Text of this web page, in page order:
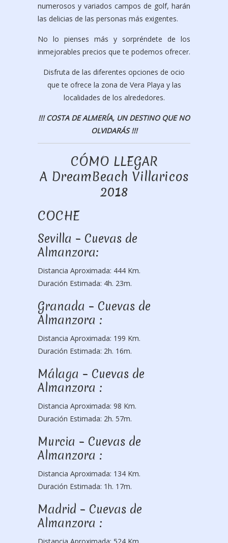
numerosos y variados campos de golf, harán
las delicias de las personas más exigentes.
No lo pienses más y sorpréndete de los
inmejorables precios que te podemos ofrecer.
Disfruta de las diferentes opciones de ocio
que te ofrece la zona de Vera Playa y las
localidades de los alrededores.
!!! COSTA DE ALMERÍA, UN DESTINO QUE NO
OLVIDARÁS !!!
CÓMO LLEGAR
A DreamBeach Villaricos
2018
COCHE
Sevilla – Cuevas de
Almanzora:
Distancia Aproximada: 444 Km.
Duración Estimada: 4h. 23m.
Granada – Cuevas de
Almanzora :
Distancia Aproximada: 199 Km.
Duración Estimada: 2h. 16m.
Málaga – Cuevas de
Almanzora :
Distancia Aproximada: 98 Km.
Duración Estimada: 2h. 57m.
Murcia – Cuevas de
Almanzora :
Distancia Aproximada: 134 Km.
Duración Estimada: 1h. 17m.
Madrid – Cuevas de
Almanzora :